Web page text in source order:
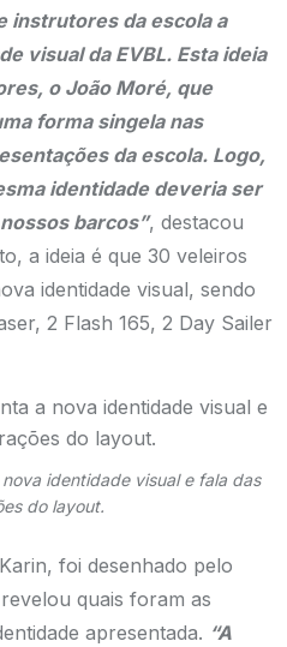
instrutores da escola a
visual da EVBL. Esta ideia
o João Moré, que
forma singela nas
da escola. Logo,
identidade deveria ser
barcos”, destacou
a ideia é que 30 veleiros
identidade visual, sendo
2 Flash 165, 2 Day Sailer
identidade visual e fala das
do layout.
foi desenhado pelo
quais foram as
apresentada. “A